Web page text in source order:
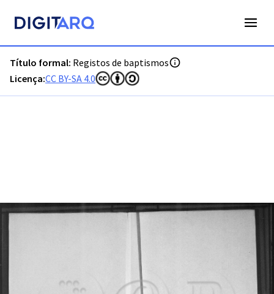
Título formal: Registos de baptismos
Licença:CC BY-SA 4.0